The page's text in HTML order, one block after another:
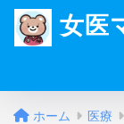
女医
ホーム 医療